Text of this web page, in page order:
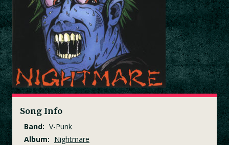
Song Info
Band: V-Punk
Album: Nightmare